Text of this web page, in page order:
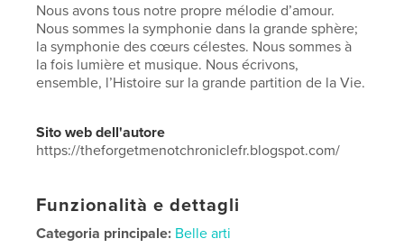
Nous avons tous notre propre mélodie d’amour.
Nous sommes la symphonie dans la grande sphère;
la symphonie des cœurs célestes. Nous sommes à
la fois lumière et musique. Nous écrivons,
ensemble, l’Histoire sur la grande partition de la Vie.
Sito web dell'autore
https://theforgetmenotchroniclefr.blogspot.com/
Funzionalità e dettagli
Categoria principale: Belle arti